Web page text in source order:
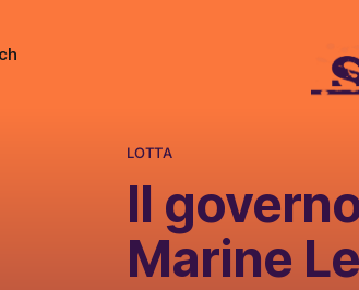
LOTTA
Il
Marine